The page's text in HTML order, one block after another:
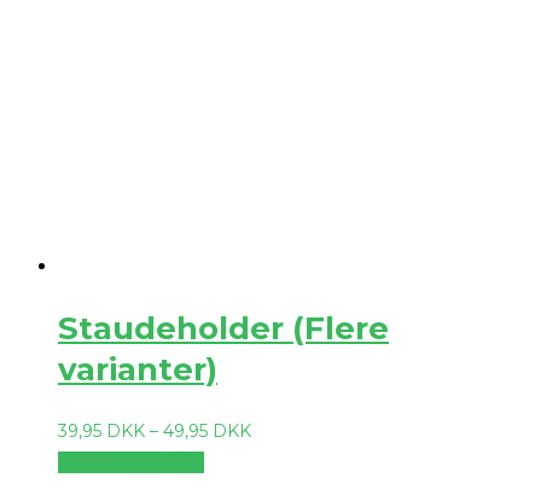
Staudeholder (Flere
varianter)
39,95 DKK – 49,95 DKK